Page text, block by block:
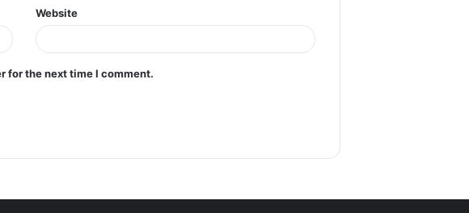
Website
for the next time I comment.